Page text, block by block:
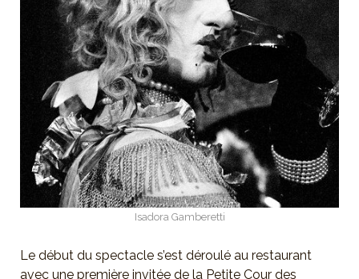
Isadora Gamberetti
Le début du spectacle s’est déroulé au restaurant
avec une première invitée de la Petite Cour des